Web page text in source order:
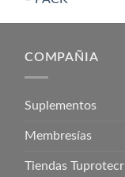
COMPAÑIA
Suplementos
Membresías
Tiendas Tuprotecr